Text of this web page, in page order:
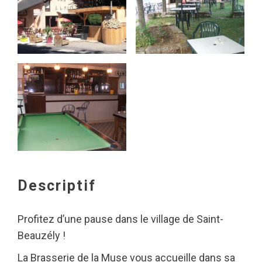
Descriptif
Profitez d’une pause dans le village de Saint-
Beauzély !
La Brasserie de la Muse vous accueille dans sa